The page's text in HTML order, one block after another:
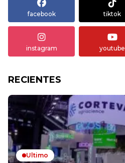
facebook tiktok
instagram youtube
RECIENTES
Ultimo